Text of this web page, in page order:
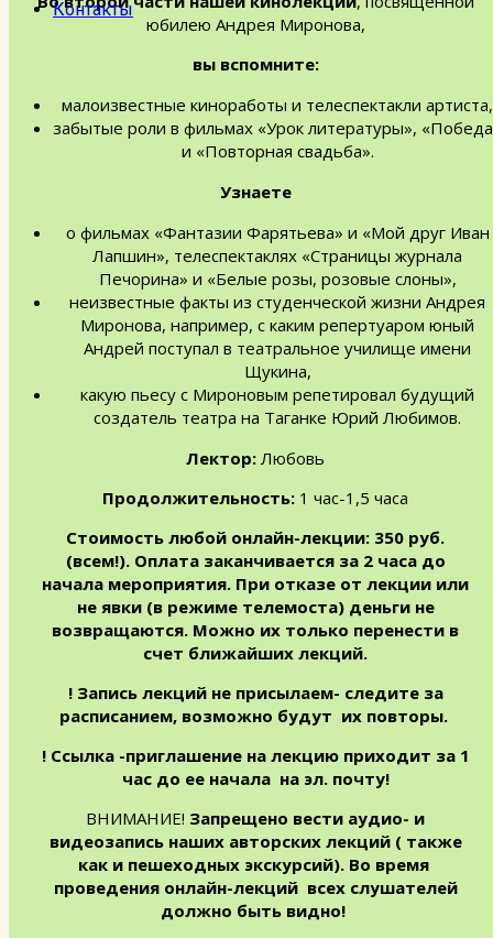
Контакты
юбилею Андрея Миронова,
вы вспомните:
малоизвестные киноработы и телеспектакли артиста,
забытые роли в фильмах «Урок литературы»,
и «Повторная свадьба».
Узнаете
о фильмах «Фантазии Фарятьева» и «Мой друг Иван
Лапшин», телеспектаклях «Страницы журнала
Печорина» и «Белые розы, розовые слоны»,
неизвестные факты из студенческой жизни Андрея
Миронова, например, с каким репертуаром юный
Андрей поступал в театральное училище имени
Щукина,
какую пьесу с Мироновым репетировал будущий
создатель театра на Таганке Юрий Любимов.
Лектор: Любовь
Продолжительность: 1 час-1,5 часа
Стоимость любой онлайн-лекции: 350 руб.
(всем!). Оплата заканчивается за 2 часа до
начала мероприятия. При отказе от лекции или
не явки (в режиме телемоста) деньги не
возвращаются. Можно их только перенести в
счет ближайших лекций.
! Запись лекций не присылаем- следите за
расписанием, возможно будут их повторы.
! Ссылка -приглашение на лекцию приходит за 1
час до ее начала на эл. почту!
ВНИМАНИЕ! Запрещено вести аудио- и
видеозапись наших авторских лекций ( также
как и пешеходных экскурсий). Во время
проведения онлайн-лекций всех слушателей
должно быть видно!